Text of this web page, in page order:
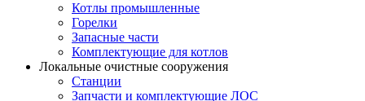
Котлы промышленные
Горелки
Запасные части
Комплектующие для котлов
Локальные очистные сооружения
Станции
Запчасти и комплектующие ЛОС